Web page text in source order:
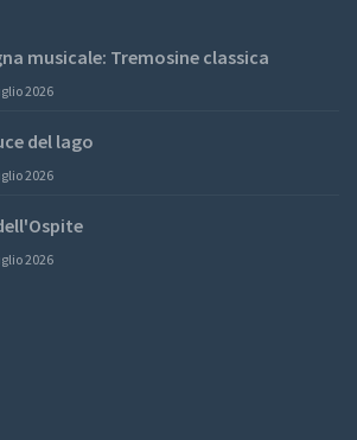
musicale: Tremosine classica
2026
del lago
2026
2026